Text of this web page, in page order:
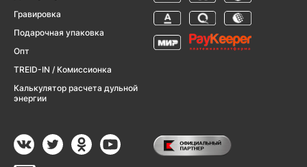
Гравировка
Подарочная упаковка
Опт
TREID-IN / Комиссионка
Калькулятор расчета дульной
энергии